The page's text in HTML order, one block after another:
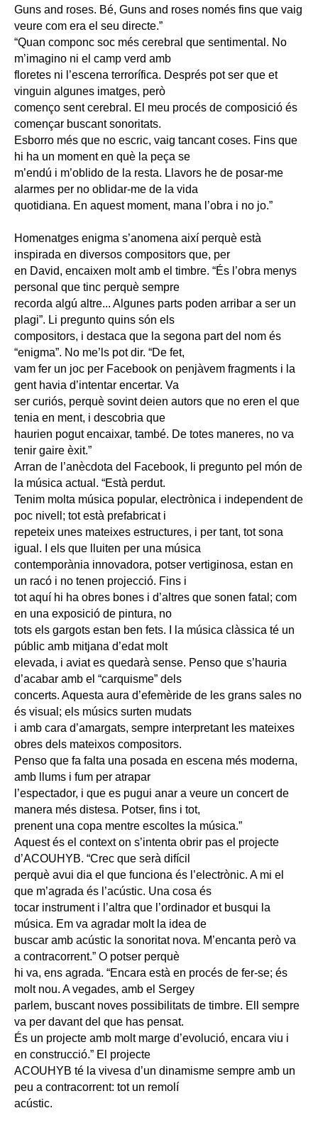
Guns and roses. Bé, Guns and roses només fins que vaig
veure com era el seu directe.”
“Quan componc soc més cerebral que sentimental. No
m’imagino ni el camp verd amb
floretes ni l’escena terrorífica. Després pot ser que et
vinguin algunes imatges, però
començo sent cerebral. El meu procés de composició és
començar buscant sonoritats.
Esborro més que no escric, vaig tancant coses. Fins que
hi ha un moment en què la peça se
m’endú i m’oblido de la resta. Llavors he de posar-me
alarmes per no oblidar-me de la vida
quotidiana. En aquest moment, mana l’obra i no jo.”
Homenatges enigma s’anomena així perquè està
inspirada en diversos compositors que, per
en David, encaixen molt amb el timbre. “És l’obra menys
personal que tinc perquè sempre
recorda algú altre... Algunes parts poden arribar a ser un
plagi”. Li pregunto quins són els
compositors, i destaca que la segona part del nom és
“enigma”. No me’ls pot dir. “De fet,
vam fer un joc per Facebook on penjàvem fragments i la
gent havia d’intentar encertar. Va
ser curiós, perquè sovint deien autors que no eren el que
tenia en ment, i descobria que
haurien pogut encaixar, també. De totes maneres, no va
tenir gaire èxit.”
Arran de l’anècdota del Facebook, li pregunto pel món de
la música actual. “Està perdut.
Tenim molta música popular, electrònica i independent de
poc nivell; tot està prefabricat i
repeteix unes mateixes estructures, i per tant, tot sona
igual. I els que lluiten per una música
contemporània innovadora, potser vertiginosa, estan en
un racó i no tenen projecció. Fins i
tot aquí hi ha obres bones i d’altres que sonen fatal; com
en una exposició de pintura, no
tots els gargots estan ben fets. I la música clàssica té un
públic amb mitjana d’edat molt
elevada, i aviat es quedarà sense. Penso que s’hauria
d’acabar amb el “carquisme” dels
concerts. Aquesta aura d’efemèride de les grans sales no
és visual; els músics surten mudats
i amb cara d’amargats, sempre interpretant les mateixes
obres dels mateixos compositors.
Penso que fa falta una posada en escena més moderna,
amb llums i fum per atrapar
l’espectador, i que es pugui anar a veure un concert de
manera més distesa. Potser, fins i tot,
prenent una copa mentre escoltes la música.”
Aquest és el context on s’intenta obrir pas el projecte
d’ACOUHYB. “Crec que serà difícil
perquè avui dia el que funciona és l’electrònic. A mi el
que m’agrada és l’acústic. Una cosa és
tocar instrument i l’altra que l’ordinador et busqui la
música. Em va agradar molt la idea de
buscar amb acústic la sonoritat nova. M’encanta però va
a contracorrent.” O potser perquè
hi va, ens agrada. “Encara està en procés de fer-se; és
molt nou. A vegades, amb el Sergey
parlem, buscant noves possibilitats de timbre. Ell sempre
va per davant del que has pensat.
És un projecte amb molt marge d’evolució, encara viu i
en construcció.” El projecte
ACOUHYB té la vivesa d’un dinamisme sempre amb un
peu a contracorrent: tot un remolí
acústic.